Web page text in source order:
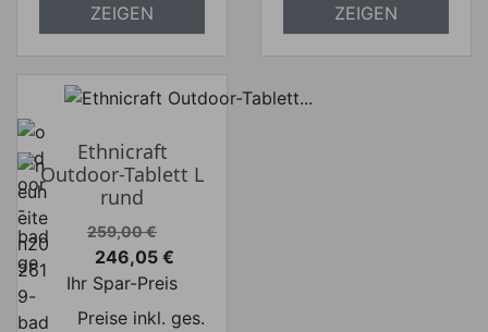
ZEIGEN
ZEIGEN
Ethnicraft
Outdoor-Tablett L
rund
Verkaufspreis
259,00 €
Preis
246,05 €
Ihr Spar-Preis
Preise inkl. ges.